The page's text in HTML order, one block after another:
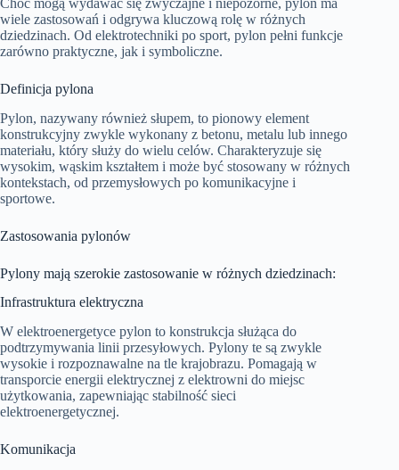
wiele zastosowań i odgrywa kluczową rolę w różnych
dziedzinach. Od elektrotechniki po sport, pylon pełni funkcje
zarówno praktyczne, jak i symboliczne.
Definicja pylona
Pylon, nazywany również słupem, to pionowy element
konstrukcyjny zwykle wykonany z betonu, metalu lub innego
materiału, który służy do wielu celów. Charakteryzuje się
wysokim, wąskim kształtem i może być stosowany w różnych
kontekstach, od przemysłowych po komunikacyjne i
sportowe.
Zastosowania pylonów
Pylony mają szerokie zastosowanie w różnych dziedzinach:
Infrastruktura elektryczna
W elektroenergetyce pylon to konstrukcja służąca do
podtrzymywania linii przesyłowych. Pylony te są zwykle
wysokie i rozpoznawalne na tle krajobrazu. Pomagają w
transporcie energii elektrycznej z elektrowni do miejsc
użytkowania, zapewniając stabilność sieci
elektroenergetycznej.
Komunikacja